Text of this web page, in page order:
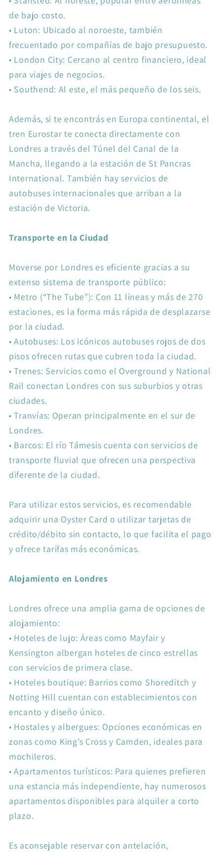
de bajo costo.
• Luton: Ubicado al noroeste, también
frecuentado por compañías de bajo presupuesto.
• London City: Cercano al centro financiero, ideal
para viajes de negocios.
• Southend: Al este, el más pequeño de los seis.
Además, si te encontrás en Europa continental, el
tren Eurostar te conecta directamente con
Londres a través del Túnel del Canal de la
Mancha, llegando a la estación de St Pancras
International. También hay servicios de
autobuses internacionales que arriban a la
estación de Victoria.
Transporte en la Ciudad
Moverse por Londres es eficiente gracias a su
extenso sistema de transporte público:
• Metro (“The Tube”): Con 11 líneas y más de 270
estaciones, es la forma más rápida de desplazarse
por la ciudad.
• Autobuses: Los icónicos autobuses rojos de dos
pisos ofrecen rutas que cubren toda la ciudad.
• Trenes: Servicios como el Overground y National
Rail conectan Londres con sus suburbios y otras
ciudades.
• Tranvías: Operan principalmente en el sur de
Londres.
• Barcos: El río Támesis cuenta con servicios de
transporte fluvial que ofrecen una perspectiva
diferente de la ciudad.
Para utilizar estos servicios, es recomendable
adquirir una Oyster Card o utilizar tarjetas de
crédito/débito sin contacto, lo que facilita el pago
y ofrece tarifas más económicas.
Alojamiento en Londres
Londres ofrece una amplia gama de opciones de
alojamiento:
• Hoteles de lujo: Áreas como Mayfair y
Kensington albergan hoteles de cinco estrellas
con servicios de primera clase.
• Hoteles boutique: Barrios como Shoreditch y
Notting Hill cuentan con establecimientos con
encanto y diseño único.
• Hostales y albergues: Opciones económicas en
zonas como King’s Cross y Camden, ideales para
mochileros.
• Apartamentos turísticos: Para quienes prefieren
una estancia más independiente, hay numerosos
apartamentos disponibles para alquiler a corto
plazo.
Es aconsejable reservar con antelación,